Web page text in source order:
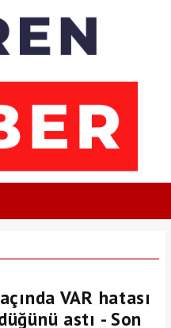
VAR hatası
astı - Son